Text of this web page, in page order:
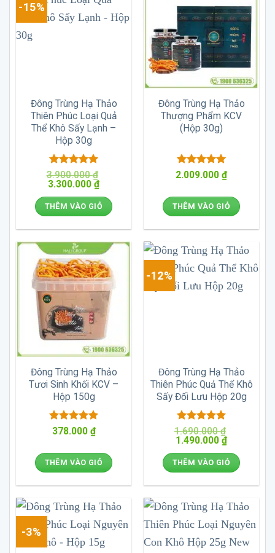
-15%
Đông Trùng Hạ Thảo
Thiên Phúc Loại Quả
Thể Khô Sấy Lạnh –
Hộp 30g
Được xếp
hạng 55
3.900.000₫
Giá
là:
3.900.000 ₫.
3.300.000₫Giá
tại
là:
3.300.000 ₫.
THÊM VÀO GIỎ
Đông Trùng Hạ Thảo
Thượng Phẩm KCV
(Hộp 30g)
Được xếp
2.009.000 ₫
THÊM VÀO GIỎ
Đông Trùng Hạ Thảo
Tươi Sinh Khối KCV –
Hộp 150g
Được xếp
378.000 ₫
THÊM VÀO GIỎ
-12%
Đông Trùng Hạ Thảo
Thiên Phúc Quả Thể Khô
Sấy Đối Lưu Hộp 20g
Được xếp
hạng 55
1.690.000₫
Giá
là:
1.690.000 ₫.
1.490.000₫Giá
tại
là:
1.490.000
THÊM VÀO GIỎ
-3%